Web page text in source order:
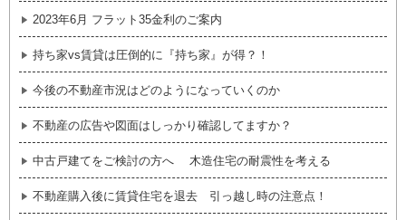
2023年6月 フラット35金利のご案内
持ち家vs賃貸は圧倒的に『持ち家』が得？！
今後の不動産市況はどのようになっていくのか
不動産の広告や図面はしっかり確認してますか？
中古戸建てをご検討の方へ 木造住宅の耐震性を考える
不動産購入後に賃貸住宅を退去 引っ越し時の注意点！